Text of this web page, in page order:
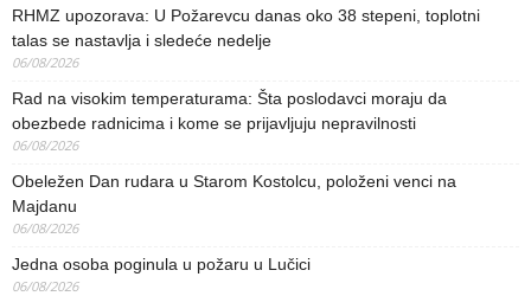
RHMZ upozorava: U Požarevcu danas oko 38 stepeni, toplotni
talas se nastavlja i sledeće nedelje
06/08/2026
Rad na visokim temperaturama: Šta poslodavci moraju da
obezbede radnicima i kome se prijavljuju nepravilnosti
06/08/2026
Obeležen Dan rudara u Starom Kostolcu, položeni venci na
Majdanu
06/08/2026
Jedna osoba poginula u požaru u Lučici
06/08/2026